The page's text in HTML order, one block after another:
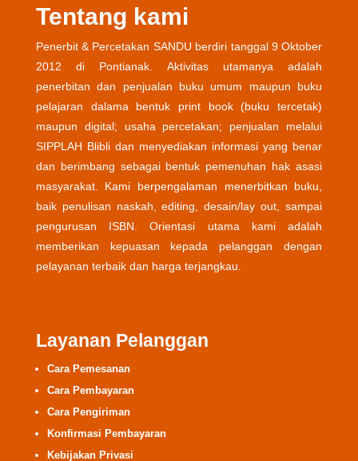
Tentang kami
Penerbit & Percetakan SANDU berdiri tanggal 9 Oktober
2012 di Pontianak. Aktivitas utamanya adalah
penerbitan dan penjualan buku umum maupun buku
pelajaran dalama bentuk print book (buku tercetak)
maupun digital; usaha percetakan; penjualan melalui
SIPPLAH Blibli dan menyediakan informasi yang benar
dan berimbang sebagai bentuk pemenuhan hak asasi
masyarakat. Kami berpengalaman menerbitkan buku,
baik penulisan naskah, editing, desain/lay out, sampai
pengurusan ISBN. Orientasi utama kami adalah
memberikan kepuasan kepada pelanggan dengan
pelayanan terbaik dan harga terjangkau.
Layanan Pelanggan
Cara Pemesanan
Cara Pembayaran
Cara Pengiriman
Konfirmasi Pembayaran
Kebijakan Privasi